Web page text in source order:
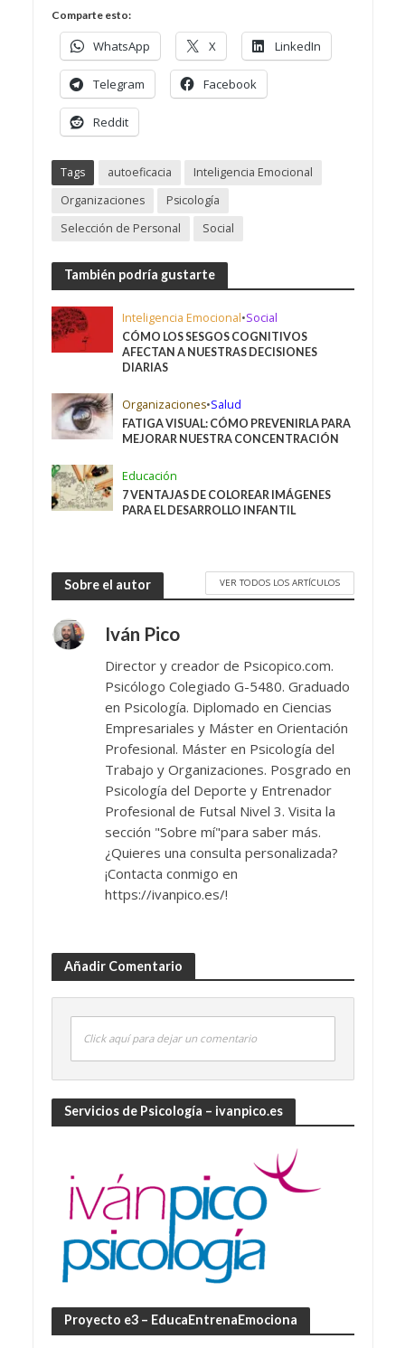
Comparte esto:
WhatsApp X LinkedIn
Telegram Facebook
Reddit
Tags autoeficacia
Inteligencia Emocional
Organizaciones
Psicología
Selección de Personal
Social
También podría gustarte
Inteligencia Emocional•Social
CÓMO LOS SESGOS COGNITIVOS
AFECTAN A NUESTRAS DECISIONES
DIARIAS
Organizaciones•Salud
FATIGA VISUAL: CÓMO PREVENIRLA PARA
MEJORAR NUESTRA CONCENTRACIÓN
Educación
7 VENTAJAS DE COLOREAR IMÁGENES
PARA EL DESARROLLO INFANTIL
Sobre el autor VER TODOS LOS ARTÍCULOS
Iván Pico
Director y creador de Psicopico.com.
Psicólogo Colegiado G-5480. Graduado
en Psicología. Diplomado en Ciencias
Empresariales y Máster en Orientación
Profesional. Máster en Psicología del
Trabajo y Organizaciones. Posgrado en
Psicología del Deporte y Entrenador
Profesional de Futsal Nivel 3. Visita la
sección "Sobre mí"para saber más.
¿Quieres una consulta personalizada?
¡Contacta conmigo en
https://ivanpico.es/!
Añadir Comentario
Click aquí para dejar un comentario
Servicios de Psicología – ivanpico.es
Proyecto e3 – EducaEntrenaEmociona